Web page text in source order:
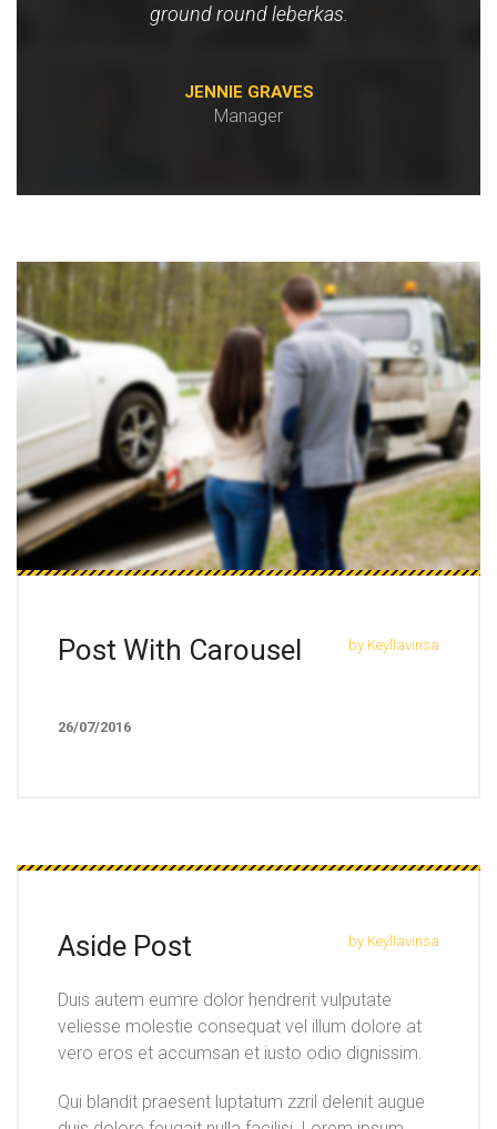
ground round leberkas.
JENNIE GRAVES
Manager
Post With Carousel by Keyllavinsa
26/07/2016
Aside Post by Keyllavinsa
Duis autem eumre dolor hendrerit vulputate
veliesse molestie consequat vel illum dolore at
vero eros et accumsan et iusto odio dignissim.
Qui blandit praesent luptatum zzril delenit augue